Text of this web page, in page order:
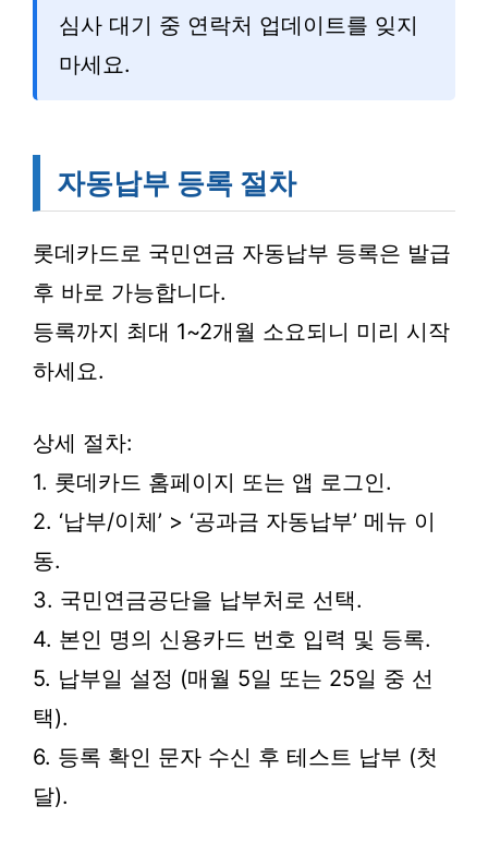
심사 대기 중 연락처 업데이트를 잊지
마세요.
자동납부 등록 절차
롯데카드로 국민연금 자동납부 등록은 발급
후 바로 가능합니다.
등록까지 최대 1~2개월 소요되니 미리 시작
하세요.
상세 절차:
1. 롯데카드 홈페이지 또는 앱 로그인.
2. ‘납부/이체’ > ‘공과금 자동납부’ 메뉴 이
동.
3. 국민연금공단을 납부처로 선택.
4. 본인 명의 신용카드 번호 입력 및 등록.
5. 납부일 설정 (매월 5일 또는 25일 중 선
택).
6. 등록 확인 문자 수신 후 테스트 납부 (첫
달).